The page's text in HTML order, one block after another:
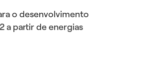
o desenvolvimento
a partir de energias